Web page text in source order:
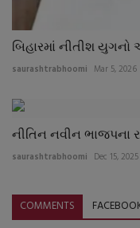
બિહારમાં નીતીશ
saurashtrabhoomi Mar 5, 2026
નીતિન નવીન ભાજપના
saurashtrabhoomi Dec 15, 2025
COMMENTS